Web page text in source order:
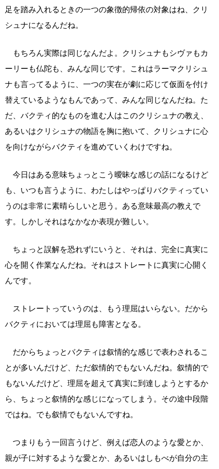
足を踏み入れるときの一つの象徴的帰依の対象はね、クリ
シュナになるんだね。
もちろん実際は同じなんだよ。クリシュナもシヴァもカ
ーリーも仏陀も、みんな同じです。これはラーマクリシュ
ナも言ってるように、一つの実在が劇に応じて仮面を付け
替えているようなもんであって、みんな同じなんだね。た
だ、バクティ的なものを進む人はこのクリシュナの教え、
あるいはクリシュナの物語を胸に抱いて、クリシュナに心
を向けながらバクティを進めていくわけですね。
今日はある意味ちょっとこう曖昧な感じの話になるけど
も、いつも言うように、わたしはやっぱりバクティってい
うのは非常に素晴らしいと思う。ある意味最高の教えで
す。しかしそれはなかなか表現が難しい。
ちょっと誤解を恐れずにいうと、それは、完全に真実に
心を開く作業なんだね。それはストレートに真実に心開く
んです。
ストレートっていうのは、もう理屈はいらない。だから
バクティにおいては理屈も障害となる。
だからちょっとバクティは叙情的な感じで表わされるこ
とが多いんだけど、ただ叙情的でもないんだね。叙情的で
もないんだけど、理屈を超えて真実に到達しようとするか
ら、ちょっと叙情的な感じになってしまう。その途中段階
ではね。でも叙情でもないんですね。
つまりもう一回言うけど、例えば恋人のような愛とか、
親が子に対するような愛とか、あるいはしもべが自分の主